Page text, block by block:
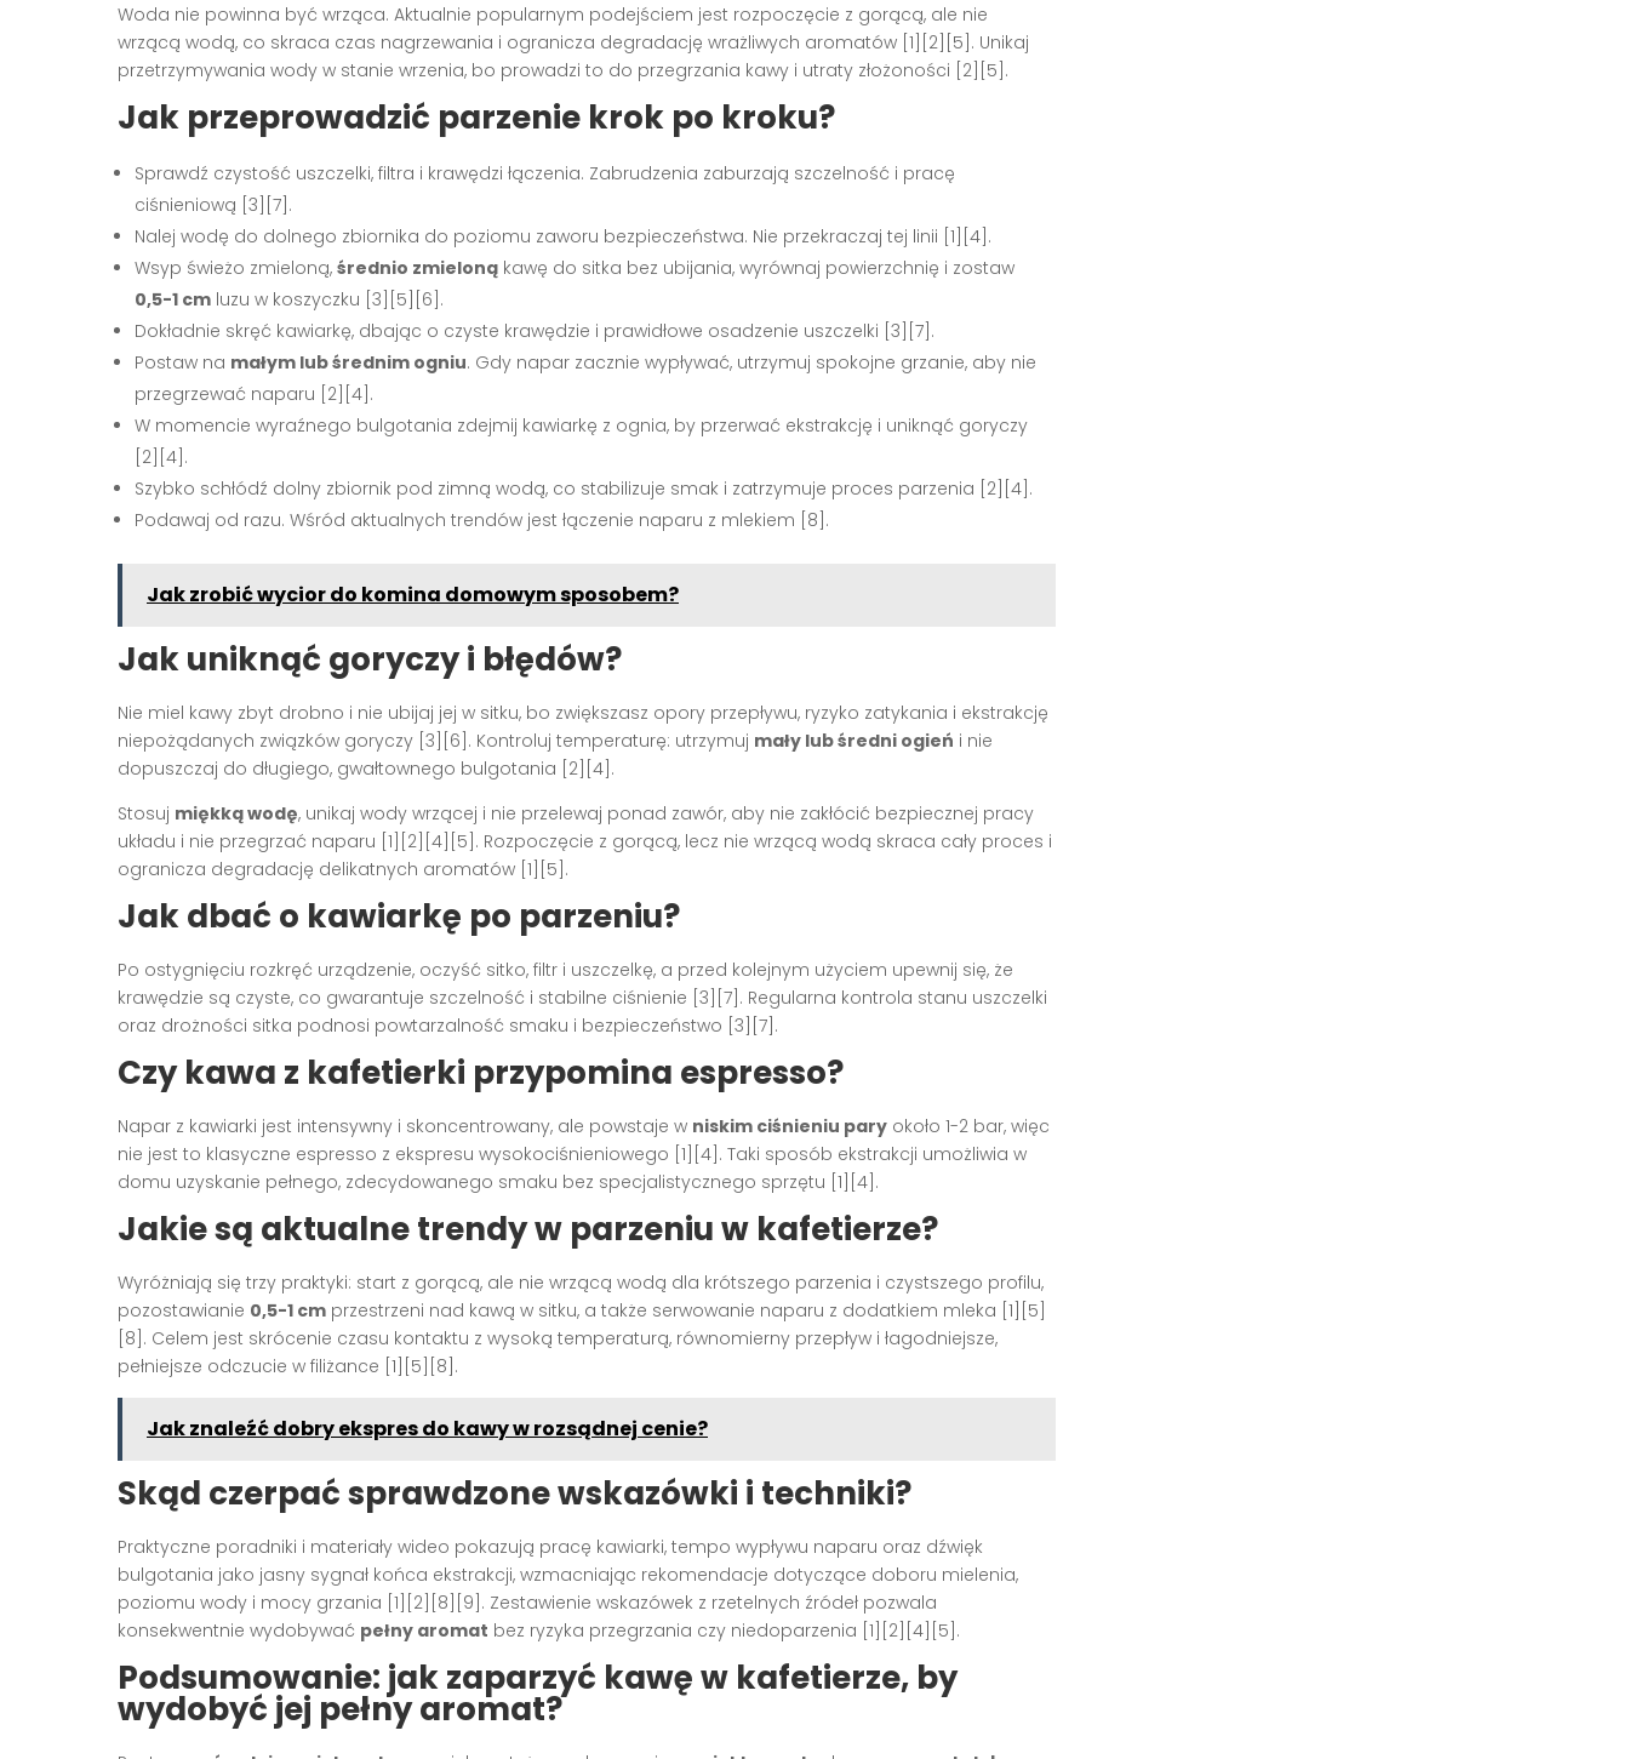
Woda nie powinna być wrząca. Aktualnie popularnym podejściem jest rozpoczęcie z gorącą, ale nie
wrzącą wodą, co skraca czas nagrzewania i ogranicza degradację wrażliwych aromatów [1][2][5]. Unikaj
przetrzymywania wody w stanie wrzenia, bo prowadzi to do przegrzania kawy i utraty złożoności [2][5].
Jak przeprowadzić parzenie krok po kroku?
Sprawdź czystość uszczelki, filtra i krawędzi łączenia. Zabrudzenia zaburzają szczelność i pracę
ciśnieniową [3][7].
Nalej wodę do dolnego zbiornika do poziomu zaworu bezpieczeństwa. Nie przekraczaj tej linii [1][4].
Wsyp świeżo zmieloną, średnio zmieloną kawę do sitka bez ubijania, wyrównaj powierzchnię i zostaw
0,5-1 cm luzu w koszyczku [3][5][6].
Dokładnie skręć kawiarkę, dbając o czyste krawędzie i prawidłowe osadzenie uszczelki [3][7].
Postaw na małym lub średnim ogniu. Gdy napar zacznie wypływać, utrzymuj spokojne grzanie, aby nie
przegrzewać naparu [2][4].
W momencie wyraźnego bulgotania zdejmij kawiarkę z ognia, by przerwać ekstrakcję i uniknąć goryczy
[2][4].
Szybko schłódź dolny zbiornik pod zimną wodą, co stabilizuje smak i zatrzymuje proces parzenia [2][4].
Podawaj od razu. Wśród aktualnych trendów jest łączenie naparu z mlekiem [8].
Jak zrobić wycior do komina domowym sposobem?
Jak uniknąć goryczy i błędów?
Nie miel kawy zbyt drobno i nie ubijaj jej w sitku, bo zwiększasz opory przepływu, ryzyko zatykania i ekstrakcję
niepożądanych związków goryczy [3][6]. Kontroluj temperaturę: utrzymuj mały lub średni ogień i nie
dopuszczaj do długiego, gwałtownego bulgotania [2][4].
Stosuj miękką wodę, unikaj wody wrzącej i nie przelewaj ponad zawór, aby nie zakłócić bezpiecznej pracy
układu i nie przegrzać naparu [1][2][4][5]. Rozpoczęcie z gorącą, lecz nie wrzącą wodą skraca cały proces i
ogranicza degradację delikatnych aromatów [1][5].
Jak dbać o kawiarkę po parzeniu?
Po ostygnięciu rozkręć urządzenie, oczyść sitko, filtr i uszczelkę, a przed kolejnym użyciem upewnij się, że
krawędzie są czyste, co gwarantuje szczelność i stabilne ciśnienie [3][7]. Regularna kontrola stanu uszczelki
oraz drożności sitka podnosi powtarzalność smaku i bezpieczeństwo [3][7].
Czy kawa z kafetierki przypomina espresso?
Napar z kawiarki jest intensywny i skoncentrowany, ale powstaje w niskim ciśnieniu pary około 1-2 bar, więc
nie jest to klasyczne espresso z ekspresu wysokociśnieniowego [1][4]. Taki sposób ekstrakcji umożliwia w
domu uzyskanie pełnego, zdecydowanego smaku bez specjalistycznego sprzętu [1][4].
Jakie są aktualne trendy w parzeniu w kafetierze?
Wyróżniają się trzy praktyki: start z gorącą, ale nie wrzącą wodą dla krótszego parzenia i czystszego profilu,
pozostawianie 0,5-1 cm przestrzeni nad kawą w sitku, a także serwowanie naparu z dodatkiem mleka [1][5]
[8]. Celem jest skrócenie czasu kontaktu z wysoką temperaturą, równomierny przepływ i łagodniejsze,
pełniejsze odczucie w filiżance [1][5][8].
Jak znaleźć dobry ekspres do kawy w rozsądnej cenie?
Skąd czerpać sprawdzone wskazówki i techniki?
Praktyczne poradniki i materiały wideo pokazują pracę kawiarki, tempo wypływu naparu oraz dźwięk
bulgotania jako jasny sygnał końca ekstrakcji, wzmacniając rekomendacje dotyczące doboru mielenia,
poziomu wody i mocy grzania [1][2][8][9]. Zestawienie wskazówek z rzetelnych źródeł pozwala
konsekwentnie wydobywać pełny aromat bez ryzyka przegrzania czy niedoparzenia [1][2][4][5].
Podsumowanie: jak zaparzyć kawę w kafetierze, by
wydobyć jej pełny aromat?